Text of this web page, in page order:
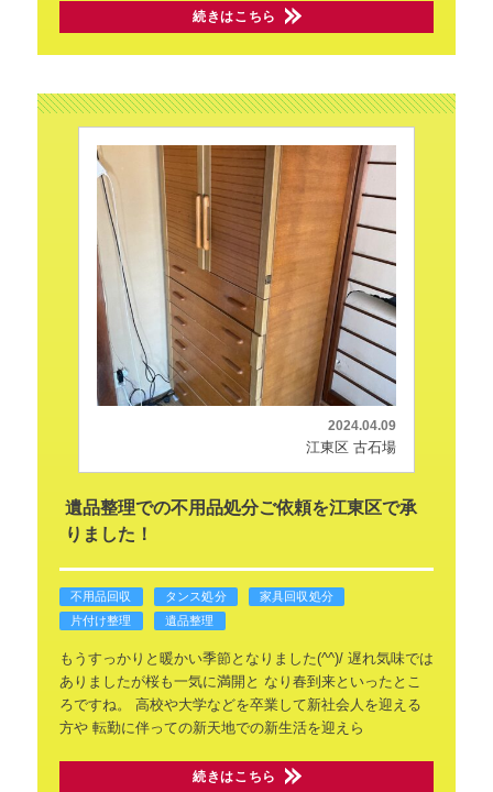
続きはこちら
2024.04.09
江東区 古石場
遺品整理での不用品処分ご依頼を江東区で承
りました！
不用品回収 タンス処分
家具回収処分
片付け整理
遺品整理
もうすっかりと暖かい季節となりました(^^)/遅れ気味では
ありましたが桜も一気に満開と なり春到来といったとこ
ろですね。
高校や大学などを卒業して新社会人を迎える
方や転勤に伴っての新天地での新生活を迎えら
続きはこちら